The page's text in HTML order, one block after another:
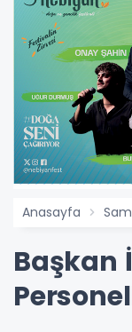
Anasayfa
Başkan